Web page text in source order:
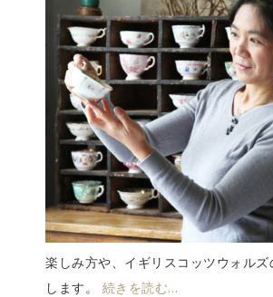
楽しみ方や、イギリスコッツウォルズ
します。 続きを読む…